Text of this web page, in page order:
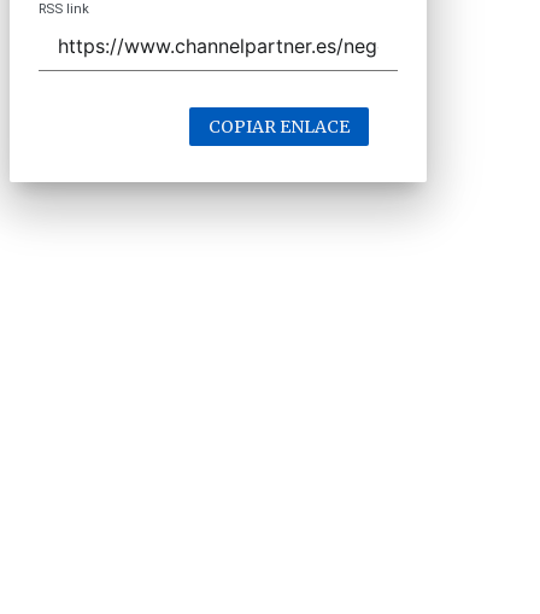
RSS link
COPIAR ENLACE